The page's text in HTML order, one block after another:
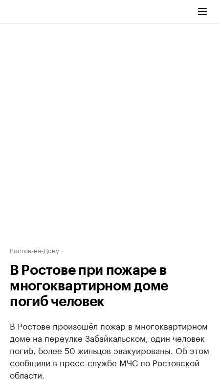
Ростов-на-Дону
В Ростове при пожаре в
многоквартирном доме
погиб человек
В Ростове произошёл пожар в многоквартирном
доме на переулке Забайкальском, один человек
погиб, более 50 жильцов эвакуированы. Об этом
сообщили в пресс-службе МЧС по Ростовской
области.